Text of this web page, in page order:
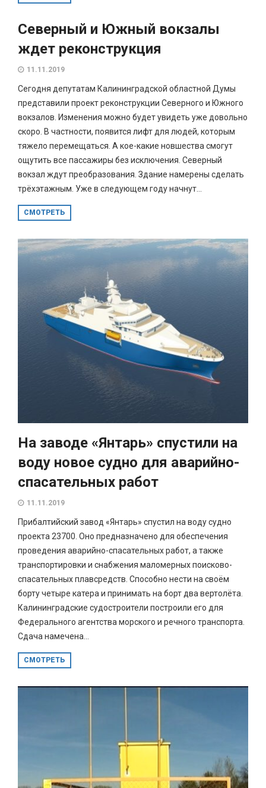
Северный и Южный вокзалы
ждет реконструкция
11.11.2019
Сегодня депутатам Калининградской областной Думы
представили проект реконструкции Северного и Южного
вокзалов. Изменения можно будет увидеть уже довольно
скоро. В частности, появится лифт для людей, которым
тяжело перемещаться. А кое-какие новшества смогут
ощутить все пассажиры без исключения. Северный
вокзал ждут преобразования. Здание намерены сделать
трёхэтажным. Уже в следующем году начнут...
СМОТРЕТЬ
На заводе «Янтарь» спустили на
воду новое судно для аварийно-
спасательных работ
11.11.2019
Прибалтийский завод «Янтарь» спустил на воду судно
проекта 23700. Оно предназначено для обеспечения
проведения аварийно-спасательных работ, а также
транспортировки и снабжения маломерных поисково-
спасательных плавсредств. Способно нести на своём
борту четыре катера и принимать на борт два вертолёта.
Калининградские судостроители построили его для
Федерального агентства морского и речного транспорта.
Сдача намечена...
СМОТРЕТЬ